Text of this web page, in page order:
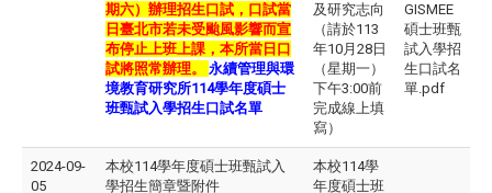
期六）辦理招生口試，口試當
日臺北市若未受颱風影響而宣
布停止上班上課，本所當日口
試將照常辦理。 永續管理與環
境教育研究所114學年度碩士
班甄試入學招生口試名單
及研究志向
（請於113
年10月28日
（星期一）
下午3:00前
完成線上填
寫）
GISMEE
碩士班甄
試入學招
生口試名
單.pdf
2024-09-
05
本校114學年度碩士班甄試入
學招生簡章暨附件
本校114學
年度碩士班